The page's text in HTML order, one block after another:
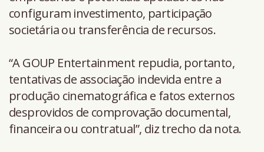
configuram investimento, participação
societária ou transferência de recursos.
“A GOUP Entertainment repudia, portanto,
tentativas de associação indevida entre a
produção cinematográfica e fatos externos
desprovidos de comprovação documental,
financeira ou contratual”, diz trecho da nota.